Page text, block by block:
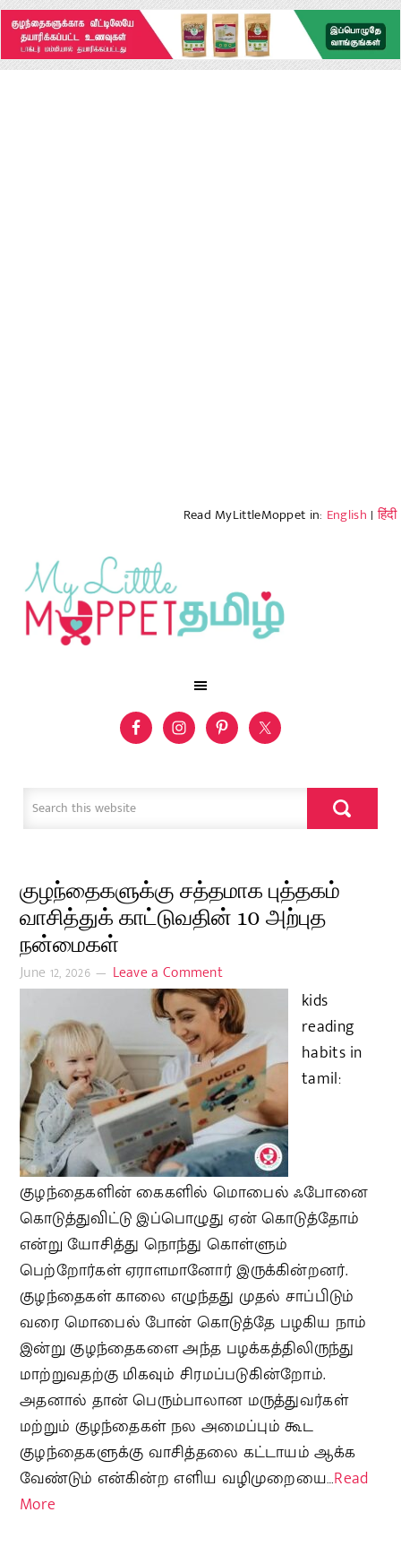
Read MyLittleMoppet in: English |हिंदी
குழந்தைகளுக்கு சத்தமாக புத்தகம்
வாசித்துக் காட்டுவதின் 10 அற்புத
நன்மைகள்
June 12, 2026 Leave a Comment
kids
reading
habits in
tamil:
குழந்தைகளின் கைகளில் மொபைல் ஃபோனை
கொடுத்துவிட்டு இப்பொழுது ஏன் கொடுத்தோம்
என்று யோசித்து நொந்து கொள்ளும்
பெற்றோர்கள் ஏராளமானோர் இருக்கின்றனர்.
குழந்தைகள் காலை எழுந்தது முதல் சாப்பிடும்
வரை மொபைல் போன் கொடுத்தே பழகிய நாம்
இன்று குழந்தைகளை அந்த பழக்கத்திலிருந்து
மாற்றுவதற்கு மிகவும் சிரமப்படுகின்றோம்.
அதனால் தான் பெரும்பாலான மருத்துவர்கள்
மற்றும் குழந்தைகள் நல அமைப்பும் கூட
குழந்தைகளுக்கு வாசித்தலை கட்டாயம் ஆக்க
வேண்டும் என்கின்ற எளிய வழிமுறையை…Read
More